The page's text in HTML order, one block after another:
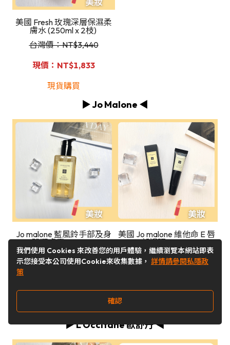
美國 Fresh 玫瑰深層保濕柔
膚水 (250ml x 2枝)
台灣價：NT$3,440
現價：NT$1,833
現貨購買
▶️ Jo Malone ◀️
Jo malone 藍風鈴手部及身
體潔膚露 (250 ml)
台灣價：NT$1,950
美國 Jo malone 維他命 E 唇
部護理 (15 ml)
台灣價：NT$1,190
▶️ L’Occitane 歐舒丹 ◀️
我們使用 Cookies 來改善您的用戶體驗，繼續瀏覽本網站即表
示您接受本公司使用Cookie來收集數據， 詳情請參閱私隱政
策
確認